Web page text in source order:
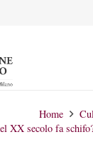
Home
XX secolo fa